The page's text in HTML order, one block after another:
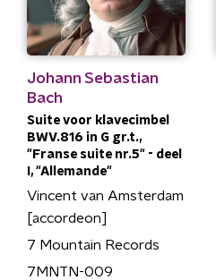
Johann Sebastian
Bach
Suite voor klavecimbel
BWV.816 in G gr.t.,
"Franse suite nr.5" - deel
I, "Allemande"
Vincent van Amsterdam
[accordeon]
7 Mountain Records
7MNTN-009